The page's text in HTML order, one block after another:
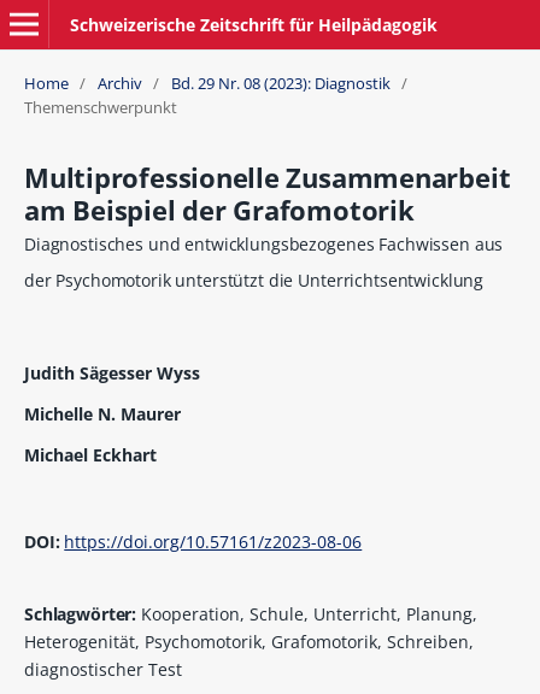
Schweizerische Zeitschrift für Heilpädagogik
Home / Archiv / Bd. 29 Nr. 08 (2023): Diagnostik /
Themenschwerpunkt
Multiprofessionelle Zusammenarbeit
am Beispiel der Grafomotorik
Diagnostisches und entwicklungsbezogenes Fachwissen aus
der Psychomotorik unterstützt die Unterrichtsentwicklung
Judith Sägesser Wyss
Michelle N. Maurer
Michael Eckhart
DOI: https://doi.org/10.57161/z2023-08-06
Schlagwörter: Kooperation, Schule, Unterricht, Planung,
Heterogenität, Psychomotorik, Grafomotorik, Schreiben,
diagnostischer Test